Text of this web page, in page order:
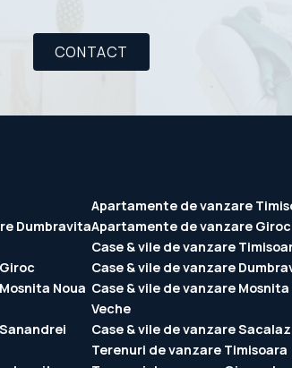
CONTACT
Apartamente de vanzare
DumbravitaApartamente de vanzare Giroc
Case & vile de vanzare
Case & vile de vanzare
Noua Case & vile de vanzare Mosnita
Veche
Case & vile de vanzare Sacalaz
Terenuri de vanzare Timisoara